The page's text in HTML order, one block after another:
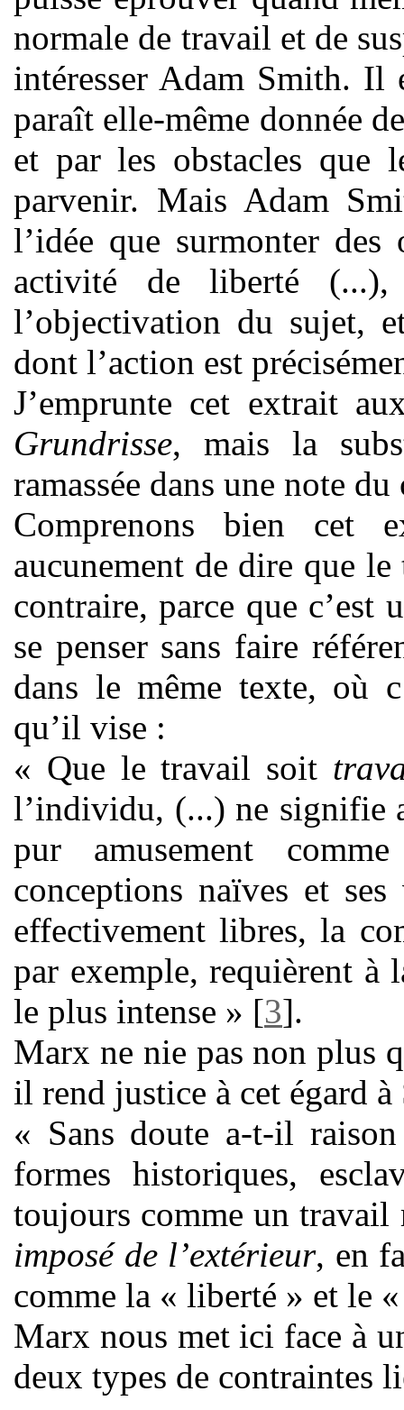
normale de travail et de
intéresser Adam Smith. Il
paraît elle-même donnée
et par les obstacles que
parvenir. Mais Adam
l’idée que surmonter des
activité de liberté (...),
l’objectivation du sujet,
dont l’action est
J’emprunte cet extrait
Grundrisse, mais la
ramassée dans une note
Comprenons bien cet
aucunement de dire que
contraire, parce que c’est
se penser sans faire
dans le même texte, où
qu’il vise :
« Que le travail soit
l’individu, (...) ne signifie
pur amusement
conceptions naïves et
effectivement libres, la
par exemple, requièrent à
le plus intense » [3].
Marx ne nie pas non plus
il rend justice à cet égard
« Sans doute a-t-il
formes historiques,
toujours comme un
imposé de l’extérieur, en
comme la « liberté » et le
Marx nous met ici face à
deux types de contraintes